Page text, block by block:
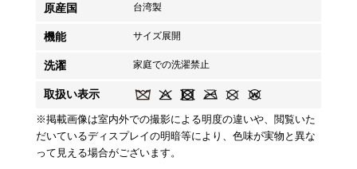
原産国 台湾製
機能 サイズ展開
洗濯 家庭での洗濯禁止
取扱い表示
※掲載画像は室内外での撮影による明度の違いや、閲覧いた
だいているディスプレイの明暗等により、色味が実物と異な
って見える場合がございます。